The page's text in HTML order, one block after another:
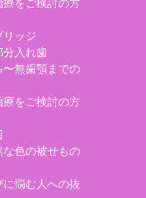
リッジ
分入れ歯
無歯顎までの
をご検討の方
な色の被せもの
悩む人への抜